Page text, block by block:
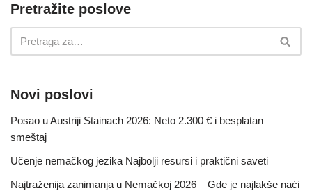
Pretražite poslove
Novi poslovi
Posao u Austriji Stainach 2026: Neto 2.300 € i besplatan
smeštaj
Učenje nemačkog jezika Najbolji resursi i praktični saveti
Najtraženija zanimanja u Nemačkoj 2026 – Gde je najlakše naći